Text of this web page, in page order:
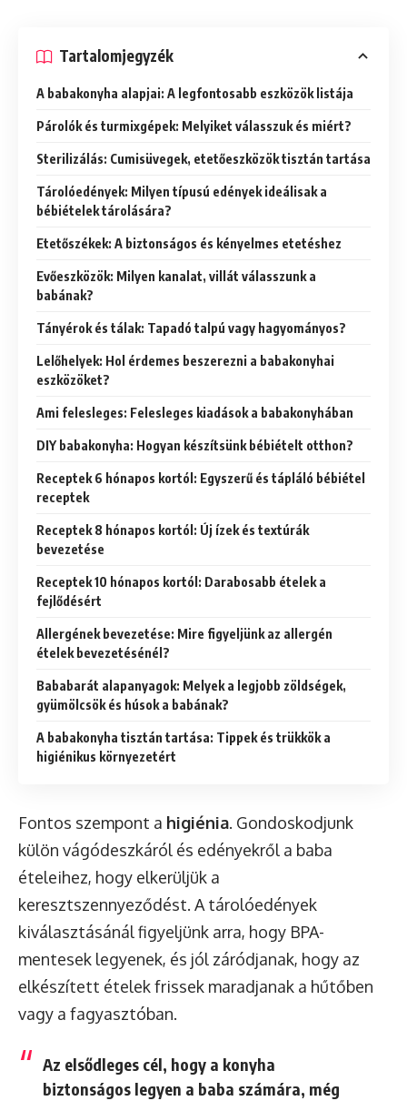
Tartalomjegyzék
A babakonyha alapjai: A legfontosabb eszközök listája
Párolók és turmixgépek: Melyiket válasszuk és miért?
Sterilizálás: Cumisüvegek, etetőeszközök tisztán tartása
Tárolóedények: Milyen típusú edények ideálisak a
bébiételek tárolására?
Etetőszékek: A biztonságos és kényelmes etetéshez
Evőeszközök: Milyen kanalat, villát válasszunk a
babának?
Tányérok és tálak: Tapadó talpú vagy hagyományos?
Lelőhelyek: Hol érdemes beszerezni a babakonyhai
eszközöket?
Ami felesleges: Felesleges kiadások a babakonyhában
DIY babakonyha: Hogyan készítsünk bébiételt otthon?
Receptek 6 hónapos kortól: Egyszerű és tápláló bébiétel
receptek
Receptek 8 hónapos kortól: Új ízek és textúrák
bevezetése
Receptek 10 hónapos kortól: Darabosabb ételek a
fejlődésért
Allergének bevezetése: Mire figyeljünk az allergén
ételek bevezetésénél?
Bababarát alapanyagok: Melyek a legjobb zöldségek,
gyümölcsök és húsok a babának?
A babakonyha tisztán tartása: Tippek és trükkök a
higiénikus környezetért
Fontos szempont a higiénia. Gondoskodjunk
külön vágódeszkáról és edényekről a baba
ételeihez, hogy elkerüljük a
keresztszennyeződést. A tárolóedények
kiválasztásánál figyeljünk arra, hogy BPA-
mentesek legyenek, és jól záródjanak, hogy az
elkészített ételek frissek maradjanak a hűtőben
vagy a fagyasztóban.
Az elsődleges cél, hogy a konyha
biztonságos legyen a baba számára, még